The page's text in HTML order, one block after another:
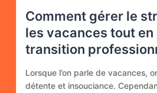
Comment gérer le
les vacances tout
transition
Lorsque l’on parle de vacances,
détente et insouciance.